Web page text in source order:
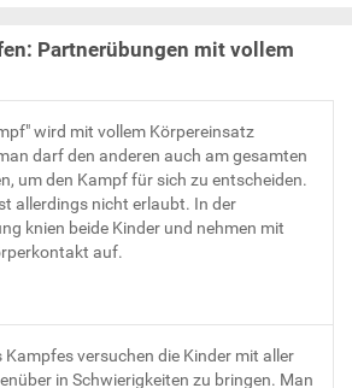
Partnerübungen mit vollem
wird mit vollem Körpereinsatz
darf den anderen auch am gesamten
um den Kampf für sich zu entscheiden.
allerdings nicht erlaubt. In der
knien beide Kinder und nehmen mit
auf.
Kampfes versuchen die Kinder mit aller
in Schwierigkeiten zu bringen. Man